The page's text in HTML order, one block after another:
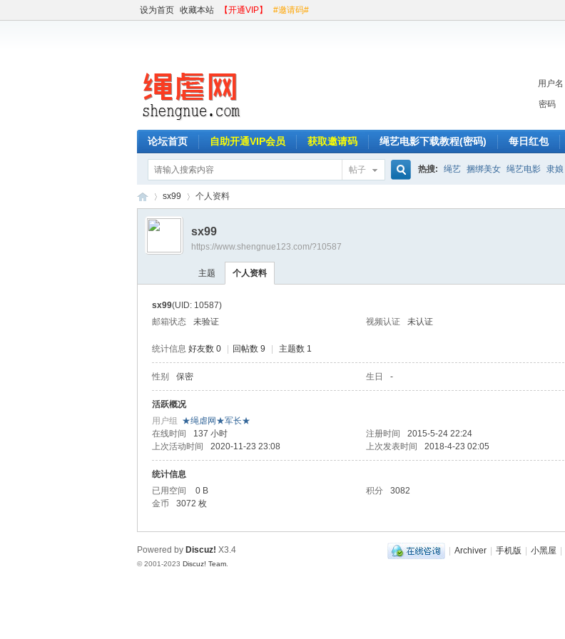
设为首页 收藏本站 【开通VIP】 #邀请码#
用户名
密码
论坛首页 自助开通VIP会员 获取邀请码 绳艺电影下载教程(密码) 每日红包
帖子 热搜: 绳艺 捆绑美女 绳艺电影 隶娘
›
sx99 个人资料
sx99
https://www.shengnue123.com/?10587
主题 个人资料
sx99(UID: 10587)
邮箱状态
未验证 视频认证 未认证
统计信息 好友数 0 回帖数 9 主题数 1
性别 保密 生日 -
活跃概况
用户组 ★绳虐网★军长★
在线时间
137 小时 注册时间 2015-5-24 22:24
上次活动时间
2020-11-23 23:08 上次发表时间 2018-4-23 02:05
统计信息
已用空间
0 B 积分 3082
金币
3072 枚
| Archiver | 手机版 | 小黑屋 |
Powered by Discuz! X3.4
© 2001-2023 Discuz! Team